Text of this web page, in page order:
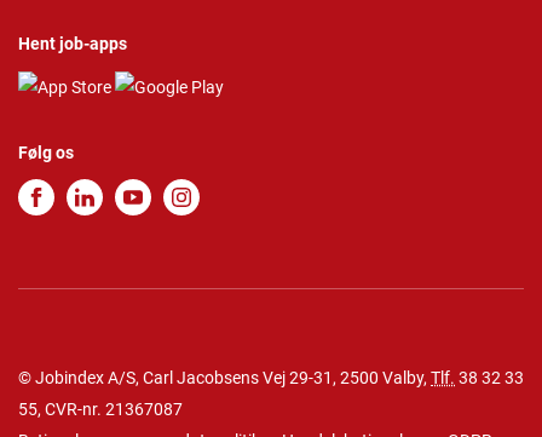
Hent job-apps
Følg os
© Jobindex A/S, Carl Jacobsens Vej 29-31, 2500 Valby, Tlf. 38 32 33
55, CVR-nr. 21367087